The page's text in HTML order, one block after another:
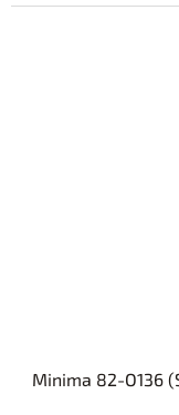
Minima 82-O136